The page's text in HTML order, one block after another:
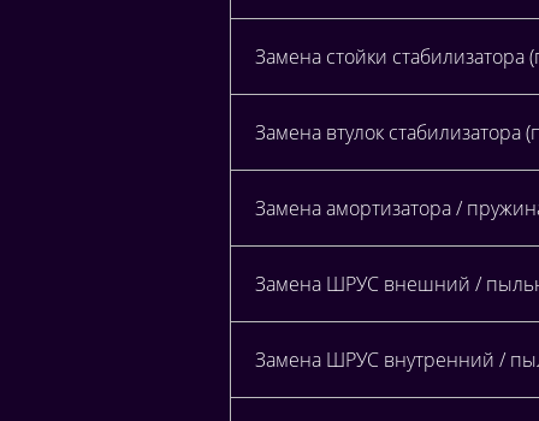
Замена стойки стабилизатора
Замена втулок стабилизатора
Замена амортизатора /
Замена ШРУС внешний /
Замена ШРУС внутренний /